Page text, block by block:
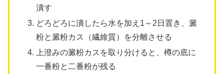
潰す
どろどろに潰したら水を加え1～2日置き、澱
粉と澱粉カス（繊維質）を分離させる
上澄みの澱粉カスを取り分けると、樽の底に
一番粉と二番粉が残る